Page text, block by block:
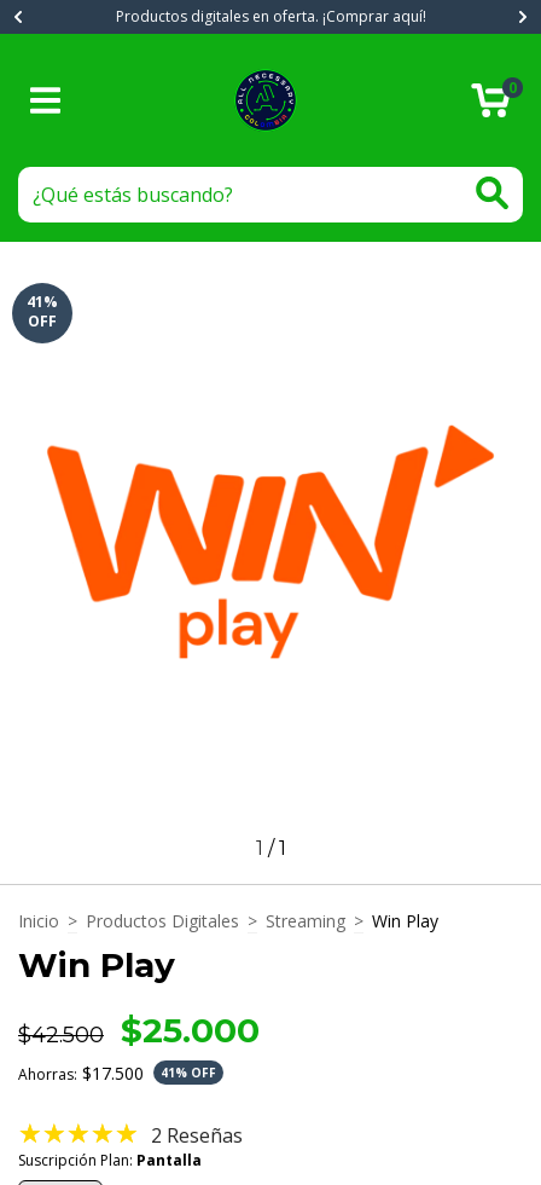
Productos digitales en oferta. ¡Comprar aquí!
0
41%
OFF
1 /1
Inicio > Productos Digitales > Streaming > Win Play
Win Play
$42.500 $25.000
Ahorras: $17.500 41% OFF
2 Reseñas
Suscripción Plan: Pantalla